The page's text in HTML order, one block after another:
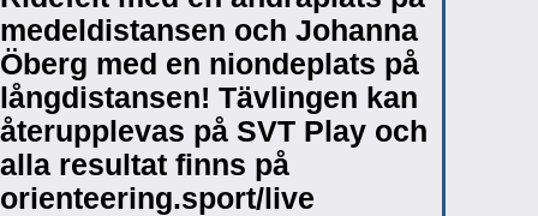
medeldistansen och Johanna
Öberg med en niondeplats på
långdistansen! Tävlingen kan
återupplevas på SVT Play och
alla resultat finns på
orienteering.sport/live